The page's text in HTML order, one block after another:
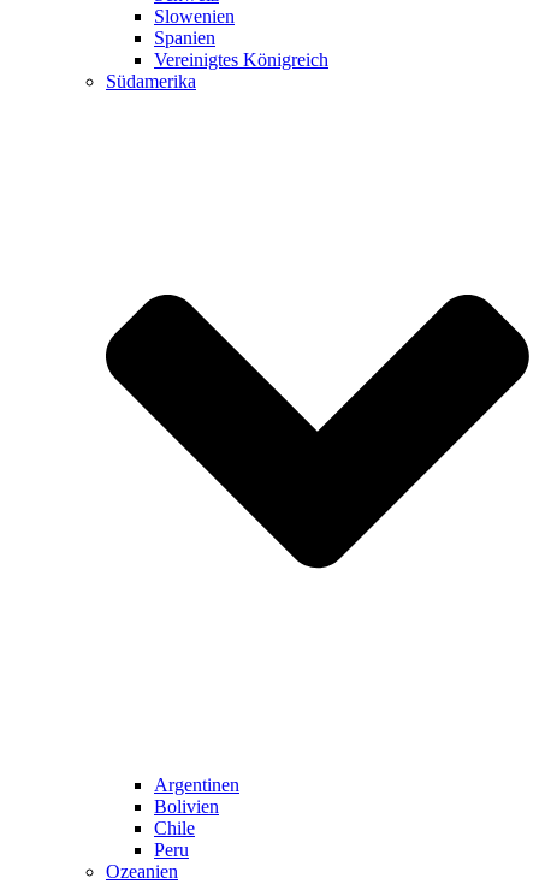
Slowenien
Spanien
Vereinigtes Königreich
Südamerika
Argentinen
Bolivien
Chile
Peru
Ozeanien